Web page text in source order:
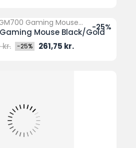
-25%
Mouse Black/Gold
-25% Pris
261,75 kr.